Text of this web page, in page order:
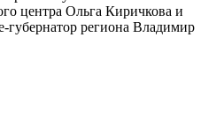
центра Ольга Киричкова и
губернатор региона Владимир